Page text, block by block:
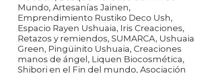
Mundo, Artesanías Jainen,
Emprendimiento Rustiko Deco Ush,
Espacio Rayen Ushuaia, Iris Creaciones,
Retazos y remiendos, SUMARCA, Ushuaia
Green, Pingüinito Ushuaia, Creaciones
manos de ángel, Liquen Biocosmética,
Shibori en el Fin del mundo, Asociación